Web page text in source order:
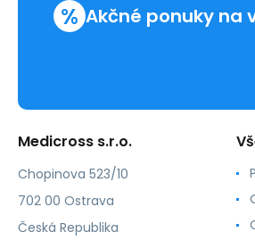
% Akčné ponuky na
Medicross s.r.o.
Chopinova 523/10
702 00 Ostrava
Česká Republika